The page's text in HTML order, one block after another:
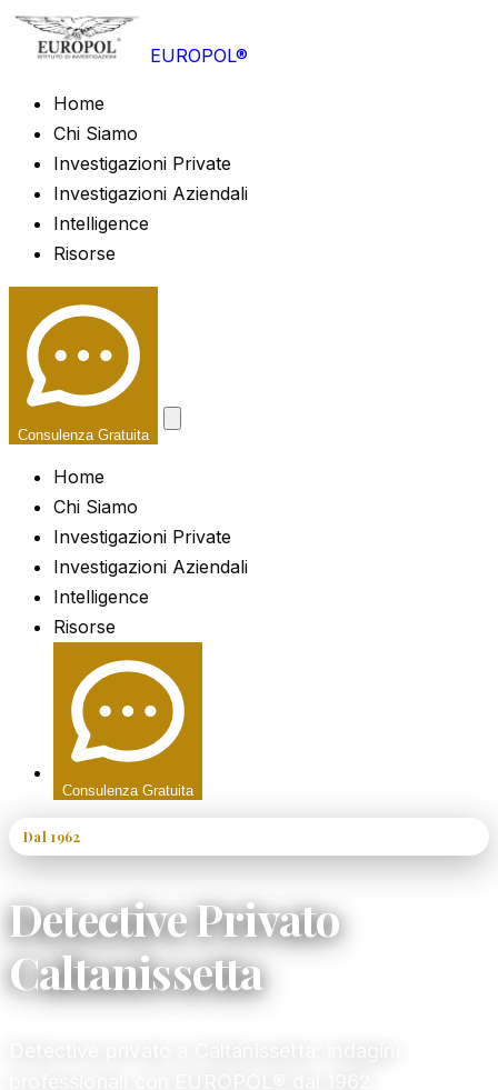
EUROPOL®
Home
Chi Siamo
Investigazioni Private
Investigazioni Aziendali
Intelligence
Risorse
Consulenza Gratuita
Home
Chi Siamo
Investigazioni Private
Investigazioni Aziendali
Intelligence
Risorse
Consulenza Gratuita
Dal 1962
Detective Privato
Caltanissetta